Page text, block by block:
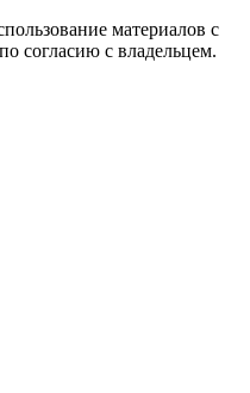
материалов с
согласию с владельцем.